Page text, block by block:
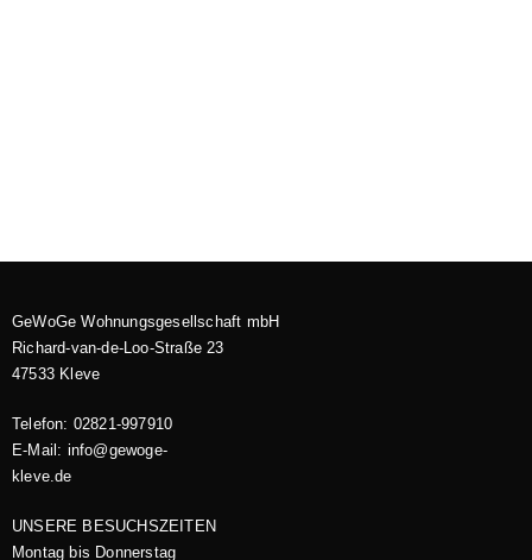
GeWoGe Wohnungsgesellschaft mbH
Richard-van-de-Loo-Straße 23
47533 Kleve
Telefon: 02821-997910
E-Mail: info@gewoge-
kleve.de​
UNSERE BESUCHSZEITEN
Montag bis Donnerstag